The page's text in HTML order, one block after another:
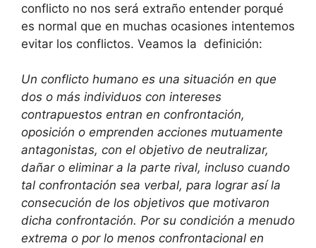
conflicto no nos será extraño entender porqué
es normal que en muchas ocasiones intentemos
evitar los conflictos. Veamos la definición:
Un conflicto humano es una situación en que
dos o más individuos con intereses
contrapuestos entran en confrontación,
oposición o emprenden acciones mutuamente
antagonistas, con el objetivo de neutralizar,
dañar o eliminar a la parte rival, incluso cuando
tal confrontación sea verbal, para lograr así la
consecución de los objetivos que motivaron
dicha confrontación. Por su condición a menudo
extrema o por lo menos confrontacional en